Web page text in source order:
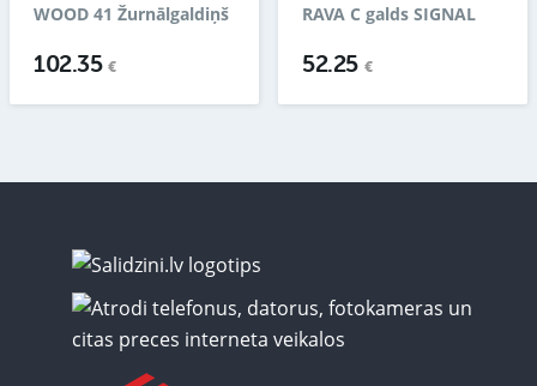
WOOD 41 Žurnālgaldiņš
102.35€
RAVA C galds SIGNAL
52.25 €